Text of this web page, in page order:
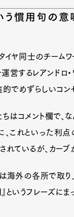
Pen
う慣用句の意
イヤ同士のチー
営するレアンドロ
でめずらしいコンセ
コメント欄で、
、これといった利
ているが、カーブ
海外の各所で取り
というフレーズに